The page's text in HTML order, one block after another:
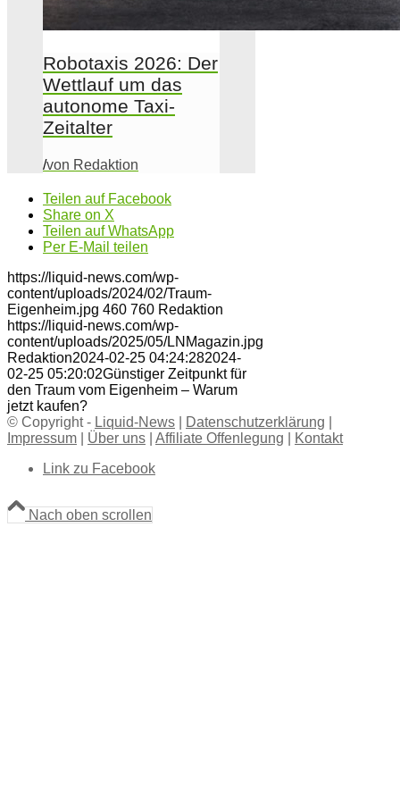
Robotaxis 2026: Der
Wettlauf um das
autonome Taxi-
Zeitalter
/von Redaktion
Teilen auf Facebook
Share on X
Teilen auf WhatsApp
Per E-Mail teilen
https://liquid-news.com/wp-
content/uploads/2024/02/Traum-
Eigenheim.jpg 460 760 Redaktion
https://liquid-news.com/wp-
content/uploads/2025/05/LNMagazin.jpg
Redaktion2024-02-25 04:24:282024-
02-25 05:20:02Günstiger Zeitpunkt für
den Traum vom Eigenheim – Warum
jetzt kaufen?
© Copyright - Liquid-News Datenschutzerklärung
Impressum
Über uns Affiliate Offenlegung
Kontakt
Link zu Facebook
Nach oben scrollen